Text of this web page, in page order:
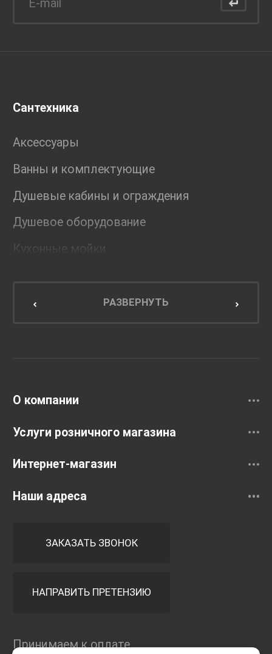
Сантехника
Аксессуары
Ванны и комплектующие
Душевые кабины и ограждения
Душевое оборудование
Кухонные мойки
Мебель для кухниРАЗВЕРНУТЬ
О компании
Услуги розничного магазина
Интернет-магазин
Наши адреса
ЗАКАЗАТЬ ЗВОНОК
НАПРАВИТЬ ПРЕТЕНЗИЮ
Принимаем к оплате